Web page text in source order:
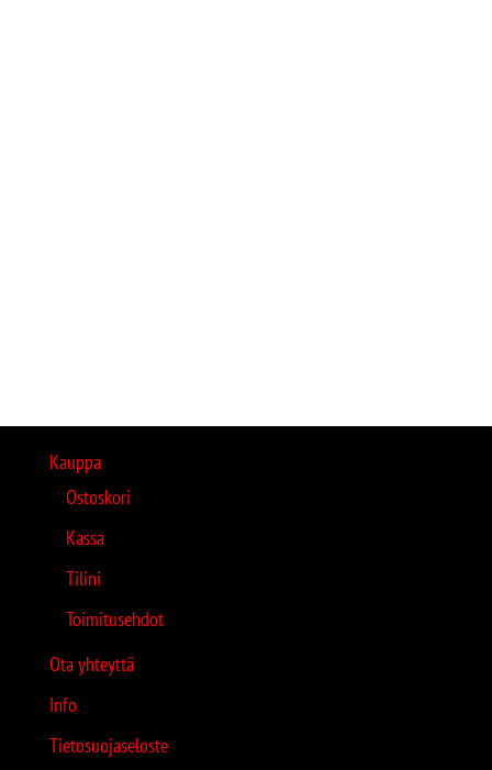
Kauppa
Ostoskori
Kassa
Tilini
Toimitusehdot
Ota yhteyttä
Info
Tietosuojaseloste